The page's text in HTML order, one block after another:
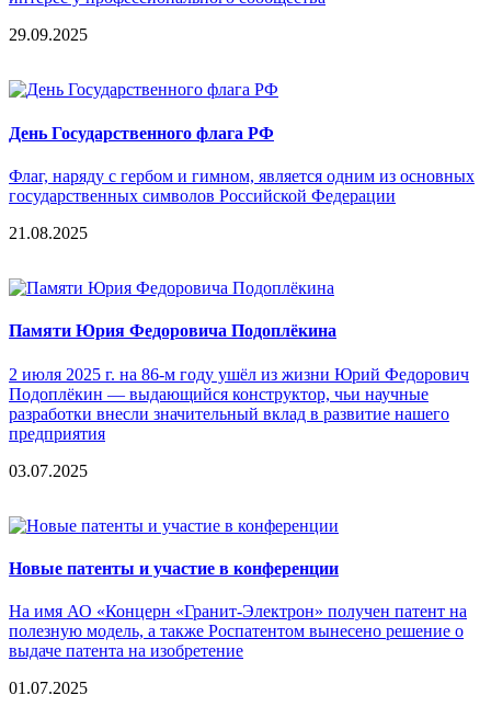
29.09.2025
День Государственного флага РФ
Флаг, наряду с гербом и гимном, является одним из основных
государственных символов Российской Федерации
21.08.2025
Памяти Юрия Федоровича Подоплёкина
2 июля 2025 г. на 86-м году ушёл из жизни Юрий Федорович
Подоплёкин — выдающийся конструктор, чьи научные
разработки внесли значительный вклад в развитие нашего
предприятия
03.07.2025
Новые патенты и участие в конференции
На имя АО «Концерн «Гранит-Электрон» получен патент на
полезную модель, а также Роспатентом вынесено решение о
выдаче патента на изобретение
01.07.2025